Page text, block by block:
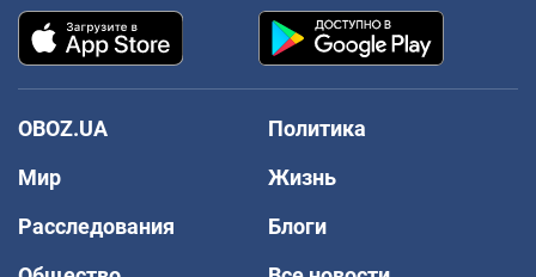
OBOZ.UA
Политика
Мир
Жизнь
Расследования
Блоги